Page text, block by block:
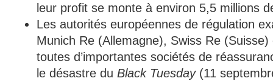
leur profit se monte à environ 5,5 millions
Les autorités européennes de régulation
Munich Re (Allemagne), Swiss Re
toutes d’importantes sociétés de
le désastre du Black Tuesday(11